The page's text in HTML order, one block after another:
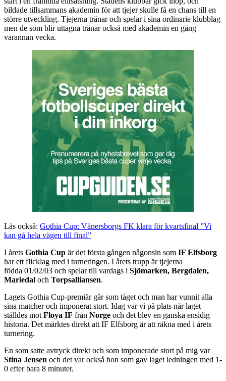
bildade tillsammans akademin för att tjejer skulle få en chans till en
större utveckling. Tjejerna tränar och spelar i sina ordinarie klubblag
men de som blir uttagna tränar också med akademin en gång
varannan vecka.
Läs också: Gothia Cup: Vänersborgs FK klara för kvartsfinal ”Vi
kan gå hela vägen till final”
I årets Gothia Cup är det första gången någonsin som IF Elfsborg
har ett flicklag med i turneringen. I årets trupp är tjejerna
födda 01/02/03 och spelar till vardags i Sjömarken, Bergdalen,
Mariedal och Torpsalliansen.
Lagets Gothia Cup-premiär går som tåget och man har vunnit alla
sina matcher och imponerat stort. Idag var vi på plats när laget
ställdes mot Floya IF från Norge och det blev en ganska ensidig
historia. Det märktes direkt att IF Elfsborg är att räkna med i årets
turnering.
En som satte avtryck direkt och som imponerade stort på mig var
Stina Jensen och det var också hon som gav laget ledningen med 1-
0 efter bara 8 minuter.